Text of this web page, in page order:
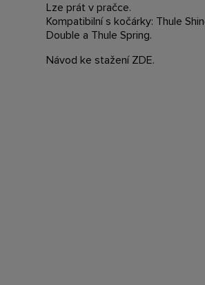
Lze prát v pračce.
Kompatibilní s kočárky: Thule
Double a Thule Spring.
Návod ke stažení ZDE.